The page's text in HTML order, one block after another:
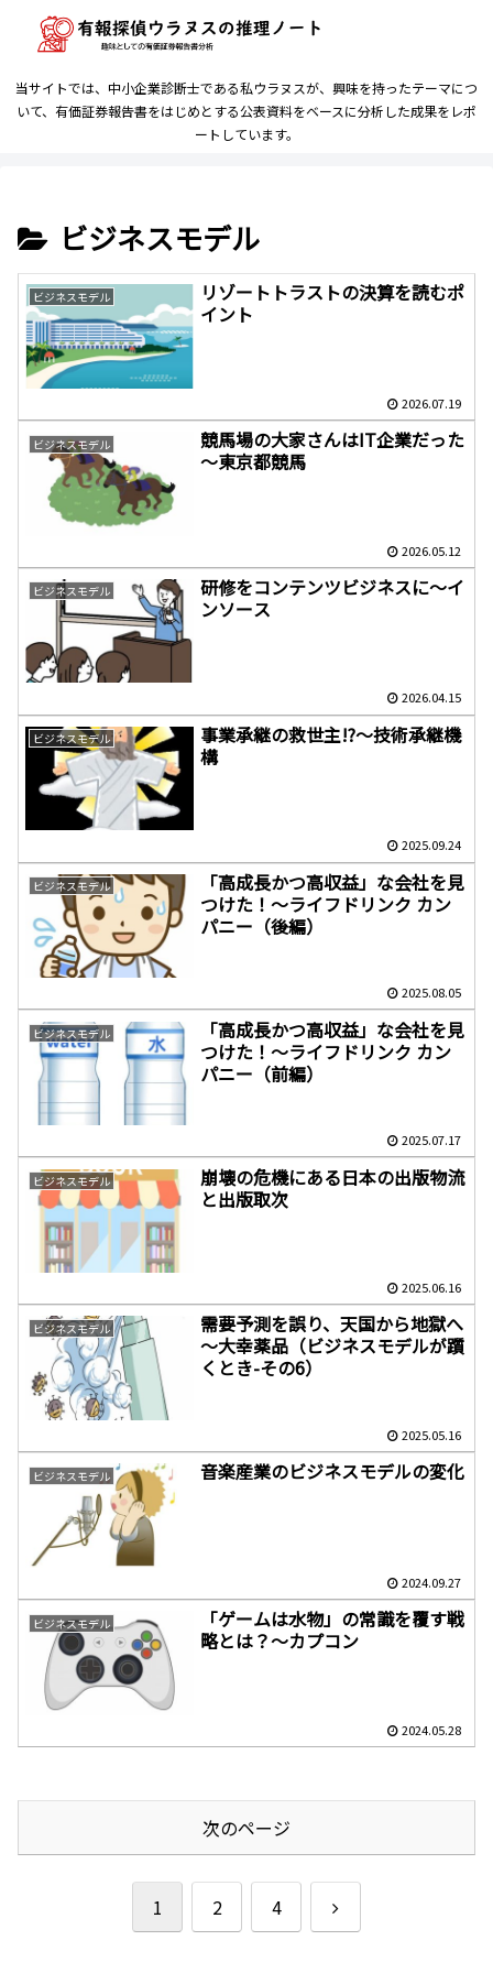
当サイトでは、中小企業診断士である私ウラヌスが、興味を持ったテーマにつ
いて、有価証券報告書をはじめとする公表資料をベースに分析した成果をレポ
ートしています。
ビジネスモデル
ビジネスモデル
リゾートトラストの決算を読むポ
イント
2026.07.19
ビジネスモデル
競馬場の大家さんはIT企業だった
～東京都競馬
2026.05.12
ビジネスモデル
研修をコンテンツビジネスに～イ
ンソース
2026.04.15
ビジネスモデル
事業承継の救世主!?～技術承継機
構
2025.09.24
ビジネスモデル
「高成長かつ高収益」な会社を見
つけた！～ライフドリンク カン
パニー（後編）
2025.08.05
ビジネスモデル
「高成長かつ高収益」な会社を見
つけた！～ライフドリンク カン
パニー（前編）
2025.07.17
ビジネスモデル
崩壊の危機にある日本の出版物流
と出版取次
2025.06.16
ビジネスモデル
需要予測を誤り、天国から地獄へ
～大幸薬品（ビジネスモデルが躓
くとき-その6）
2025.05.16
ビジネスモデル 音楽産業のビジネスモデルの変化
2024.09.27
ビジネスモデル
「ゲームは水物」の常識を覆す戦
略とは？～カプコン
2024.05.28
次のページ
1 2 4
次